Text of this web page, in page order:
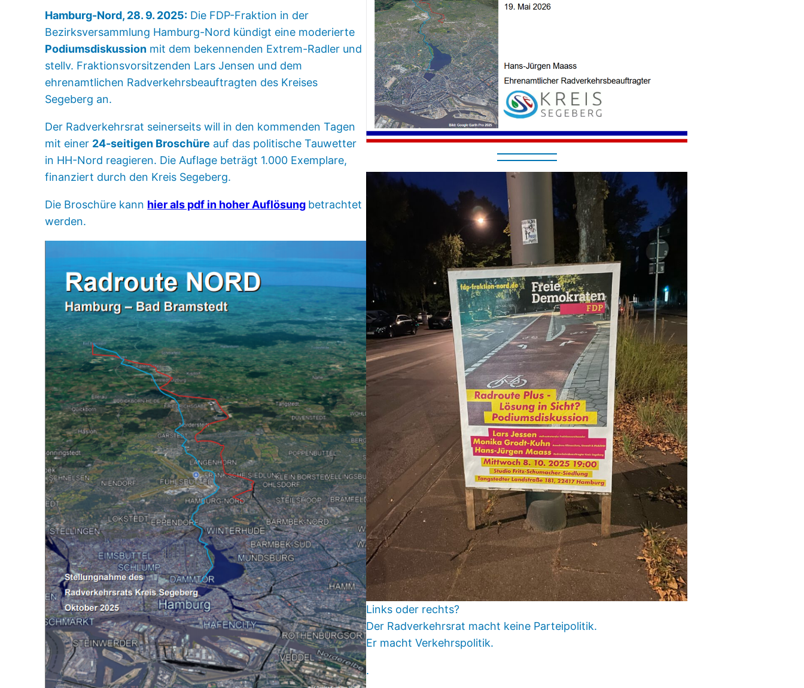
Hamburg-Nord, 28. 9. 2025: Die FDP-Fraktion in der
Bezirksversammlung Hamburg-Nord kündigt eine moderierte
Podiumsdiskussion mit dem bekennenden Extrem-Radler und
stellv. Fraktionsvorsitzenden Lars Jensen und dem
ehrenamtlichen Radverkehrsbeauftragten des Kreises
Segeberg an.
Der Radverkehrsrat seinerseits will in den kommenden Tagen
mit einer 24-seitigen Broschüre auf das politische Tauwetter
in HH-Nord reagieren. Die Auflage beträgt 1.000 Exemplare,
finanziert durch den Kreis Segeberg.
Die Broschüre kann hier als pdf in hoher Auflösung betrachtet
werden.
Links oder rechts?
Der Radverkehrsrat macht keine Parteipolitik.
Er macht Verkehrspolitik.
.